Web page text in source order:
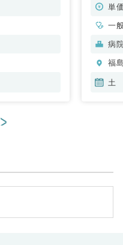
（内単
一
病
福
土
>